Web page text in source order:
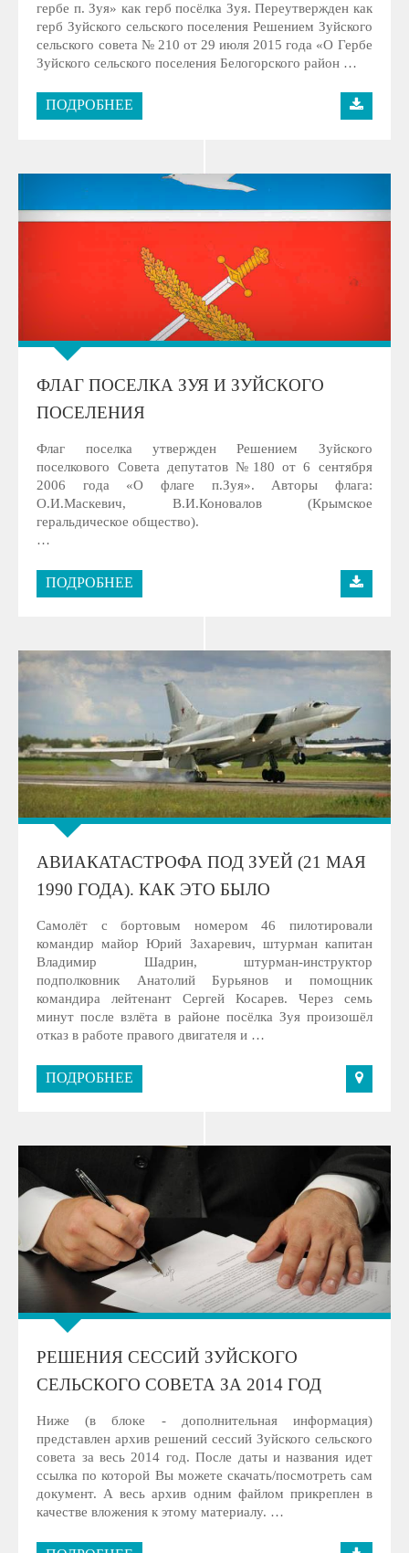
гербе п. Зуя» как герб посёлка Зуя. Переутвержден как
герб Зуйского сельского поселения Решением Зуйского
сельского совета № 210 от 29 июля 2015 года «О Гербе
Зуйского сельского поселения Белогорского район …
ПОДРОБНЕЕ
ФЛАГ ПОСЕЛКА ЗУЯ И ЗУЙСКОГО
ПОСЕЛЕНИЯ
Флаг поселка утвержден Решением Зуйского
поселкового Совета депутатов №180 от 6 сентября
2006 года «О флаге п.Зуя». Авторы флага:
О.И.Маскевич, В.И.Коновалов (Крымское
геральдическое общество).
…
ПОДРОБНЕЕ
АВИАКАТАСТРОФА ПОД ЗУЕЙ (21 МАЯ
1990 ГОДА). КАК ЭТО БЫЛО
Самолёт с бортовым номером 46 пилотировали
командир майор Юрий Захаревич, штурман капитан
Владимир Шадрин, штурман-инструктор
подполковник Анатолий Бурьянов и помощник
командира лейтенант Сергей Косарев. Через семь
минут после взлёта в районе посёлка Зуя произошёл
отказ в работе правого двигателя и …
ПОДРОБНЕЕ
РЕШЕНИЯ СЕССИЙ ЗУЙСКОГО
СЕЛЬСКОГО СОВЕТА ЗА 2014 ГОД
Ниже (в блоке - дополнительная информация)
представлен архив решений сессий Зуйского сельского
совета за весь 2014 год. После даты и названия идет
ссылка по которой Вы можете скачать/посмотреть сам
документ. А весь архив одним файлом прикреплен в
качестве вложения к этому материалу. …